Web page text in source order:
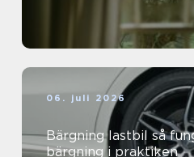
06. juli 2026
Bärgning lastbil så fungerar tung
bärgning i praktiken